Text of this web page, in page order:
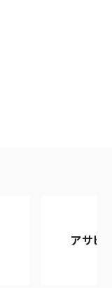
アサヒサ